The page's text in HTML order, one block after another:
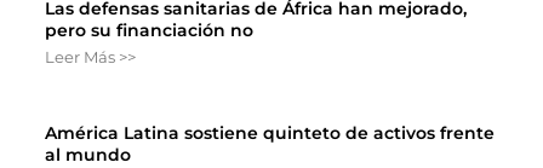
Las defensas sanitarias de África han mejorado,
pero su financiación no
Leer Más >>
América Latina sostiene quinteto de activos frente
al mundo